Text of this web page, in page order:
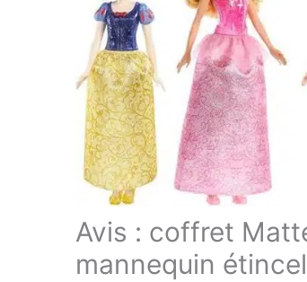
Avis : coffret
mannequin